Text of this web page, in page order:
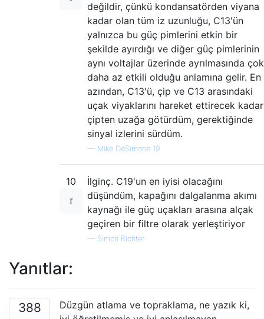
değildir, çünkü kondansatörden viyana
kadar olan tüm iz uzunluğu, C13'ün
yalnızca bu güç pimlerini etkin bir
şekilde ayırdığı ve diğer güç pimlerinin
aynı voltajlar üzerinde ayrılmasında çok
daha az etkili olduğu anlamına gelir. En
azından, C13'ü, çip ve C13 arasındaki
uçak viyaklarını hareket ettirecek kadar
çipten uzağa götürdüm, gerektiğinde
sinyal izlerini sürdüm.
— Mike DeSimone 19
10
İlginç. C19'un en iyisi olacağını
düşündüm, kapağını dalgalanma akımı
kaynağı ile güç uçakları arasına alçak
geçiren bir filtre olarak yerleştiriyor
— Simon Richter
Yanıtlar:
388
Düzgün atlama ve topraklama, ne yazık ki,